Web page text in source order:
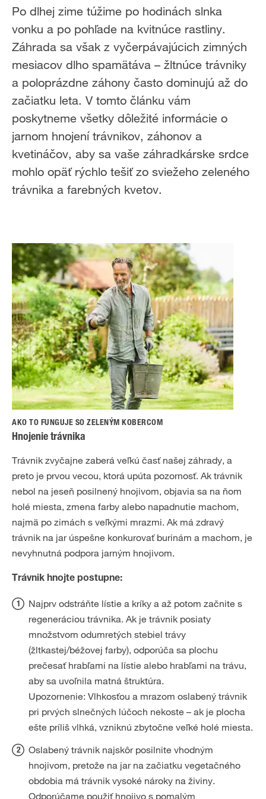
Po dlhej zime túžime po hodinách slnka
vonku a po pohľade na kvitnúce rastliny.
Záhrada sa však z vyčerpávajúcich zimných
mesiacov dlho spamätáva – žltnúce trávniky
a poloprázdne záhony často dominujú až do
začiatku leta. V tomto článku vám
poskytneme všetky dôležité informácie o
jarnom hnojení trávnikov, záhonov a
kvetináčov, aby sa vaše záhradkárske srdce
mohlo opäť rýchlo tešiť zo sviežeho zeleného
trávnika a farebných kvetov.
AKO TO FUNGUJE SO ZELENÝM KOBERCOM
Hnojenie trávnika
Trávnik zvyčajne zaberá veľkú časť našej záhrady, a
preto je prvou vecou, ktorá upúta pozornosť. Ak trávnik
nebol na jeseň posilnený hnojivom, objavia sa na ňom
holé miesta, zmena farby alebo napadnutie machom,
najmä po zimách s veľkými mrazmi. Ak má zdravý
trávnik na jar úspešne konkurovať burinám a machom, je
nevyhnutná podpora jarným hnojivom.
Trávnik hnojte postupne:
Najprv odstráňte lístie a kríky a až potom začnite s
regeneráciou trávnika. Ak je trávnik posiaty
množstvom odumretých stebiel trávy
(žltkastej/béžovej farby), odporúča sa plochu
prečesať hrabľami na lístie alebo hrabľami na trávu,
aby sa uvoľnila matná štruktúra.
Upozornenie: Vlhkosťou a mrazom oslabený trávnik
pri prvých slnečných lúčoch nekoste – ak je plocha
ešte príliš vlhká, vzniknú zbytočne veľké holé miesta.
Oslabený trávnik najskôr posilnite vhodným
hnojivom, pretože na jar na začiatku vegetačného
obdobia má trávnik vysoké nároky na živiny.
Odporúčame použiť hnojivo s pomalým